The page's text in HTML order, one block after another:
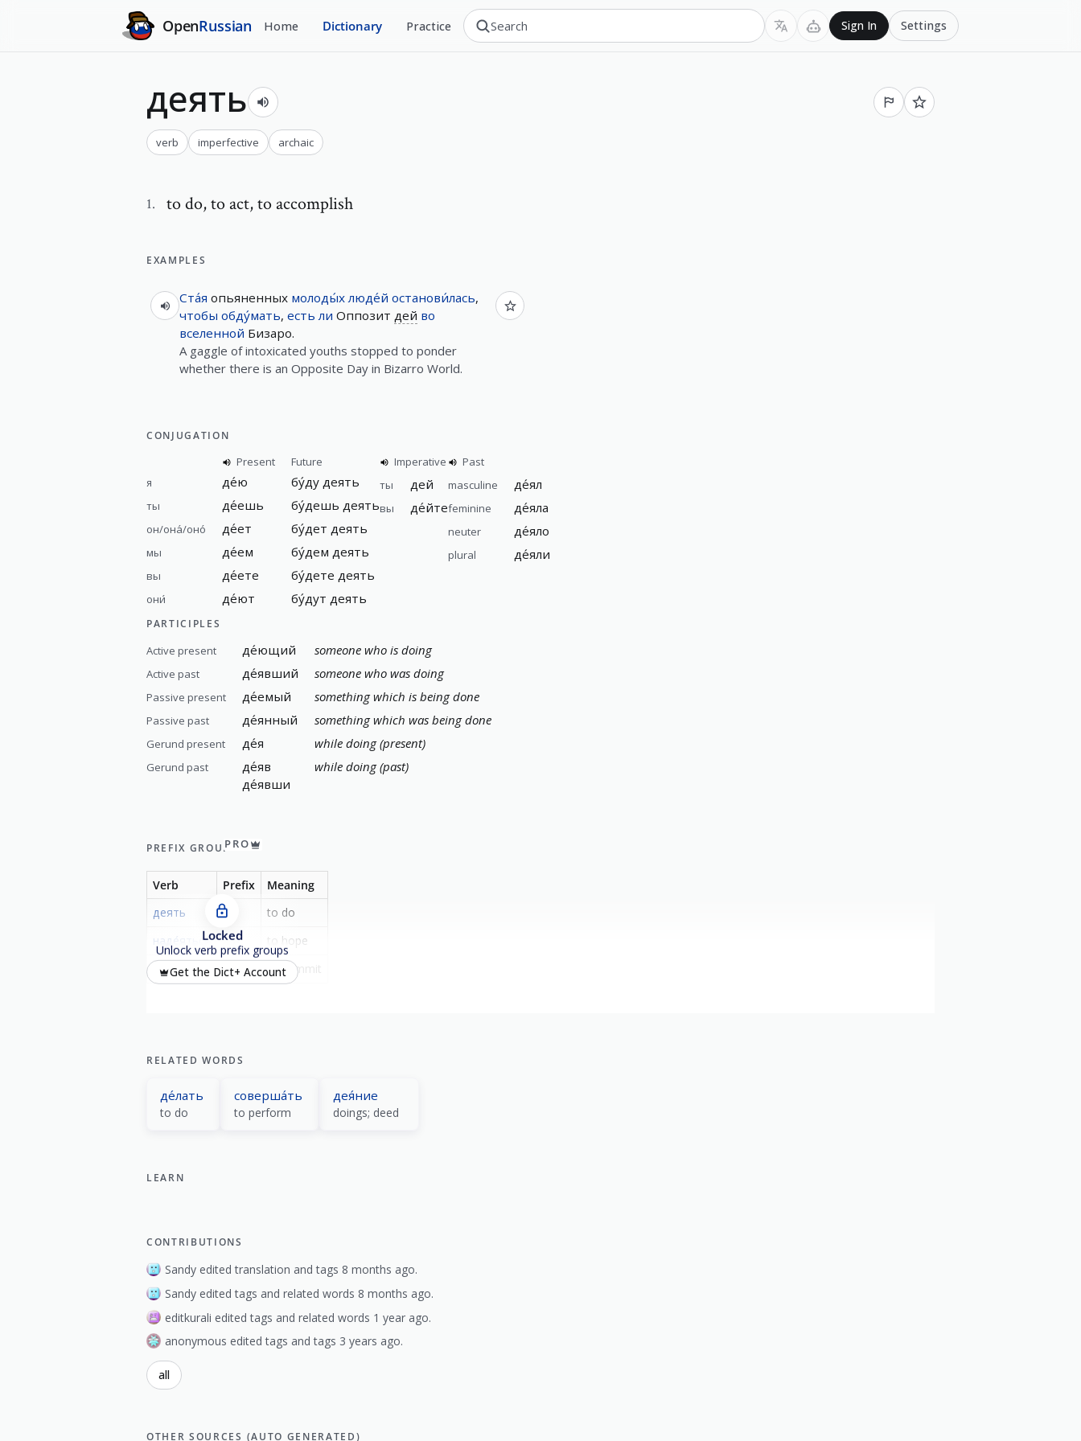
OpenRussian Home Dictionary Practice Sign In Settings
деять
verb imperfective archaic
1. to do,to act, to accomplish
EXAMPLES
Ста́я опьяненных молоды́х люде́й останови́лась,
чтобы обду́мать, есть ли Оппозит дей во
вселенной Бизаро.
A gaggle of intoxicated youths stopped to ponder
whether there is an Opposite Day in Bizarro World.
CONJUGATION
Present
Future
я
де́ю бу́ду деять
ты де́ешь бу́дешь деять
он/она́/оно́ де́ет бу́дет деять
мы де́ем бу́дем деять
вы де́ете бу́дете деять
они́ де́ют бу́дут деять
Imperative
ты
дей
вы де́йте
Past
masculine
де́ял
feminine де́яла
neuter де́яло
plural де́яли
PARTICIPLES
Active present де́ющий someone who is doing
Active past де́явший someone who was doing
Passive present де́емый something which is being done
Passive past де́янный something which was being done
Gerund present де́я while doing (present)
Gerund past
де́яв
де́явши
while doing (past)
PREFIX GROUPPRO
Verb Prefix
Meaning
деять
-
to do
наде́яться
на-
to hope
соде́ять
со- to commit
Locked
Unlock verb prefix groups
Get the Dict+ Account
RELATED WORDS
де́лать
to do
соверша́ть
to perform
дея́ние
doings; deed
LEARN
CONTRIBUTIONS
Sandy edited translation and tags 8 months ago.
Sandy edited tags and related words 8 months ago.
editkurali edited tags and related words 1 year ago.
anonymous edited tags and tags 3 years ago.
all
OTHER SOURCES (AUTO GENERATED)